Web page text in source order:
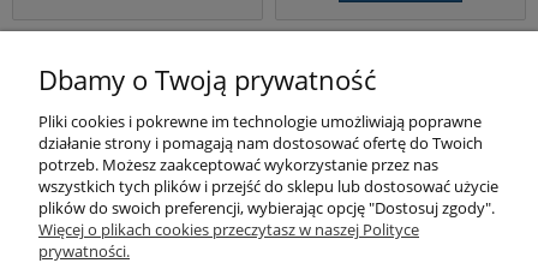
Produkty
Kategorie bloga
Kontakt
Dbamy o Twoją prywatność
Pliki cookies i pokrewne im technologie umożliwiają poprawne
działanie strony i pomagają nam dostosować ofertę do Twoich
potrzeb. Możesz zaakceptować wykorzystanie przez nas
wszystkich tych plików i przejść do sklepu lub dostosować użycie
plików do swoich preferencji, wybierając opcję "Dostosuj zgody".
Więcej o plikach cookies przeczytasz w naszej Polityce
prywatności.